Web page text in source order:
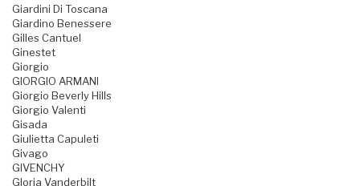
Giardini Di Toscana
Giardino Benessere
Gilles Cantuel
Ginestet
Giorgio
GIORGIO ARMANI
Giorgio Beverly Hills
Giorgio Valenti
Gisada
Giulietta Capuleti
Givago
GIVENCHY
Gloria Vanderbilt